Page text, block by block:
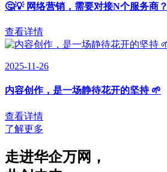
🤔💡 网络营销，需要对接N个服务商？
查看详情
2025-11-26
内容创作，是一场静待花开的坚持 🌱
查看详情
了解更多
走进华企万网 ，